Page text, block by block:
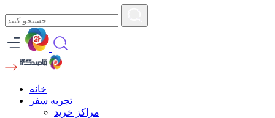
خانه
تجربه سفر
مراکز خرید